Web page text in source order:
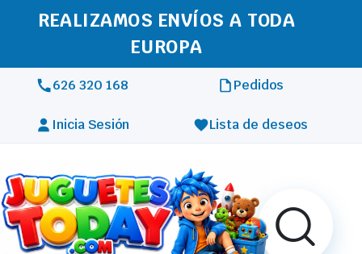
REALIZAMOS ENVÍOS A TODA
EUROPA
626 320 168 Pedidos
Inicia Sesión Lista de deseos